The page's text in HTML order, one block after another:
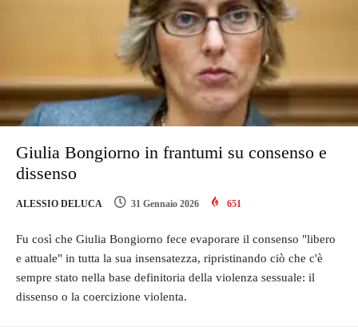
Giulia Bongiorno in frantumi su consenso e
dissenso
ALESSIO DELUCA 31 Gennaio 2026 651
Fu così che Giulia Bongiorno fece evaporare il consenso "libero
e attuale" in tutta la sua insensatezza, ripristinando ciò che c'è
sempre stato nella base definitoria della violenza sessuale: il
dissenso o la coercizione violenta.